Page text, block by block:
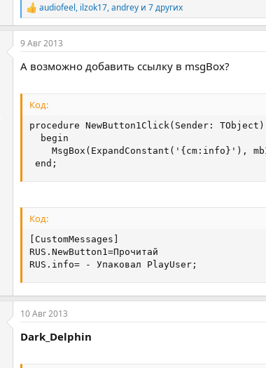
Р
е
а
к
и
audiofeel, ilzok17,andrey и 7 других
9 Авг 2013
А возможно добавить ссылку в msgBox?
Код:
procedure NewButton1Click(Sender:
  begin
MsgBox(ExpandConstant('{cm:info}'),
end;
Код:
[CustomMessages]
RUS.NewButton1=Прочитай
RUS.info= - Упаковал PlayUser;
10 Авг 2013
Dark_Delphin